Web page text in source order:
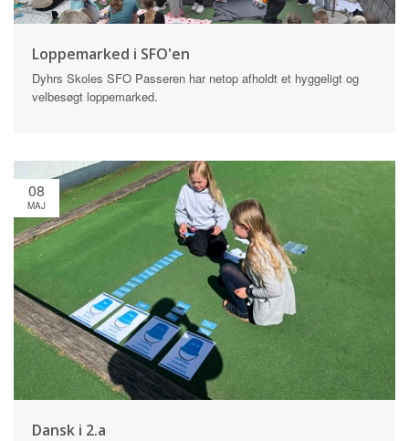
Loppemarked i SFO'en
Dyhrs Skoles SFO Passeren har netop afholdt et hyggeligt og
velbesøgt loppemarked.
08
MAJ
Dansk i 2.a